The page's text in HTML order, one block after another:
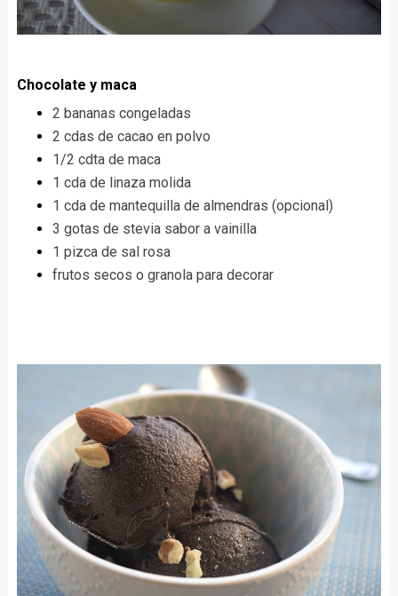
Chocolate y maca
2 bananas congeladas
2 cdas de cacao en polvo
1/2 cdta de maca
1 cda de linaza molida
1 cda de mantequilla de almendras (opcional)
3 gotas de stevia sabor a vainilla
1 pizca de sal rosa
frutos secos o granola para decorar